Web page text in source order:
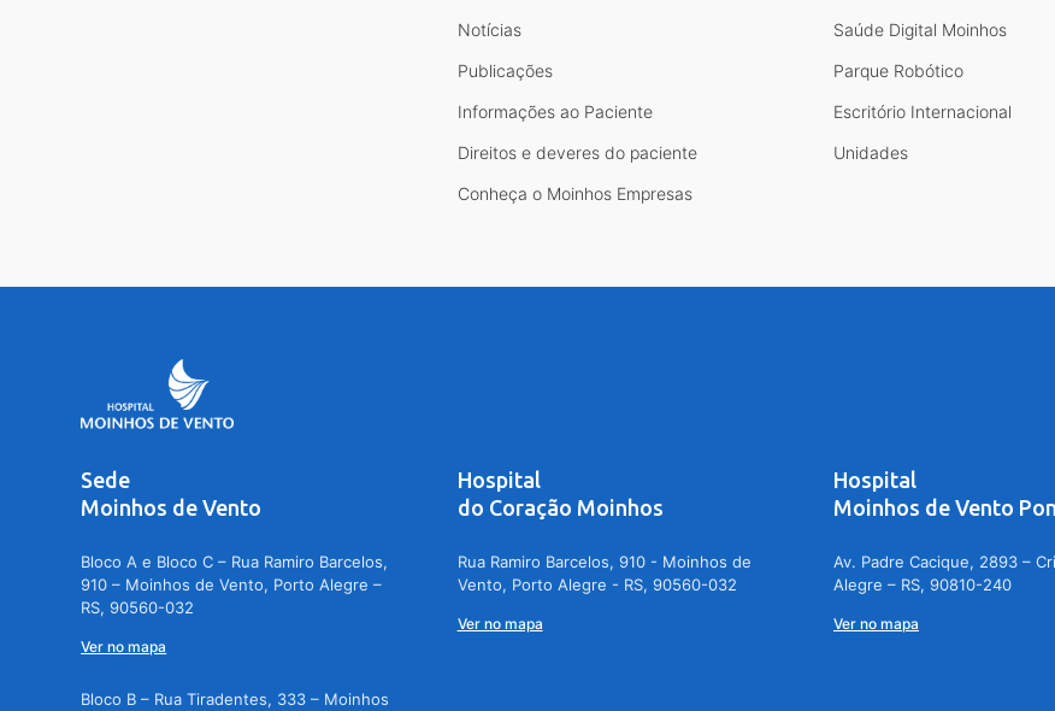
Notícias
Publicações
Informações ao Paciente
Direitos e deveres do paciente
Conheça o Moinhos Empresas
Saúde Digital Moinhos
Parque Robótico
Escritório Internacional
Unidades
Sede
Moinhos de Vento
Bloco A e Bloco C – Rua Ramiro Barcelos,
910 – Moinhos de Vento, Porto Alegre –
RS, 90560-032
Ver no mapa
Bloco B – Rua Tiradentes, 333 – Moinhos
Hospital
do Coração Moinhos
Rua Ramiro Barcelos, 910 - Moinhos de
Vento, Porto Alegre - RS, 90560-032
Ver no mapa
Hospital
Moinhos de Vento
Av. Padre Cacique, 2893 –
Alegre – RS, 90810-240
Ver no mapa